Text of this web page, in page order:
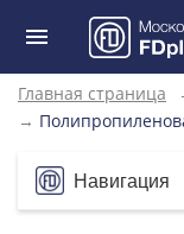
Главная страница
→
Навигация